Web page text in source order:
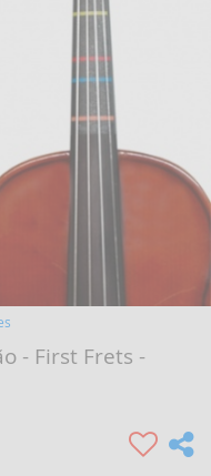
- First Frets -